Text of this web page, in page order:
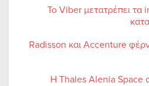
Το Viber μετατρέπει τα
Radisson και Accenture
Η Thales Alenia Space